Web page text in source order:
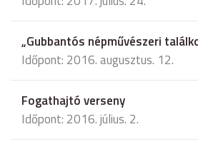
„Gubbantós népművészeri
Időpont: 2016. augusztus. 12.
Fogathajtó verseny
Időpont: 2016. július. 2.